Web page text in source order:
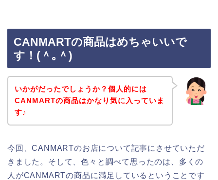
CANMARTの商品はめちゃいいで
す！(＾｡＾)
いかがだったでしょうか？個人的には
CANMARTの商品はかなり気に入っていま
す♪
今回、CANMARTのお店について記事にさせていただ
きました。そして、色々と調べて思ったのは、多くの
人がCANMARTの商品に満足しているということです